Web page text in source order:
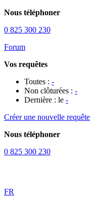
Nous téléphoner
0 825 300 230
Forum
Vos requêtes
Toutes : -
Non clôturées : -
Dernière : le -
Créer une nouvelle requête
Nous téléphoner
0 825 300 230
FR